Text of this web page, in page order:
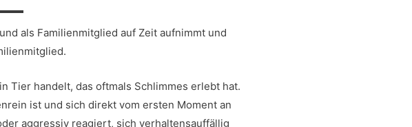
als Familienmitglied auf Zeit aufnimmt und
Tier handelt, das oftmals Schlimmes erlebt hat.
ist und sich direkt vom ersten Moment an
aggressiv reagiert, sich verhaltensauffällig